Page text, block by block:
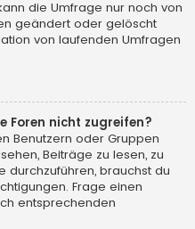
die Umfrage nur noch von
geändert oder gelöscht
von laufenden Umfragen
Foren nicht zugreifen?
Benutzern oder Gruppen
Beiträge zu lesen, zu
brauchst du
Frage einen
entsprechenden